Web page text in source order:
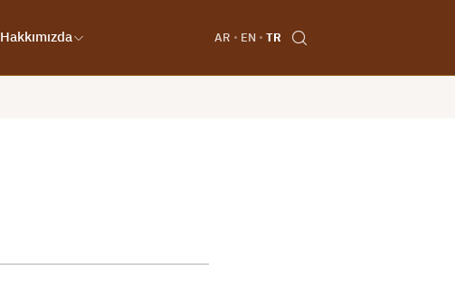
Hakkımızda AR EN TR